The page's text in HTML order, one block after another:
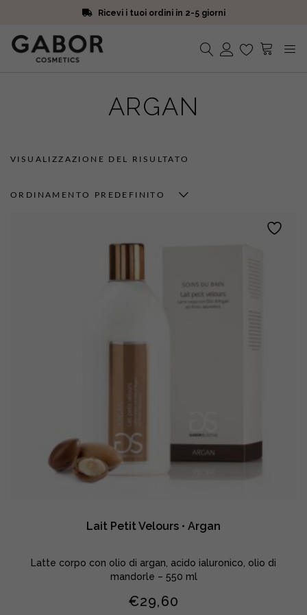
Ricevi i tuoi ordini in 2-5 giorni
Iscriviti alla Newsletter. 15% di sconto e spedizione gratuita
Ricevi i tuoi ordini in 2-5 giorni
ARGAN
VISUALIZZAZIONE DEL RISULTATO
ORDINAMENTO PREDEFINITO
Lait Petit Velours • Argan
Latte corpo con olio di argan, acido ialuronico, olio di
mandorle – 550 ml
€29,60